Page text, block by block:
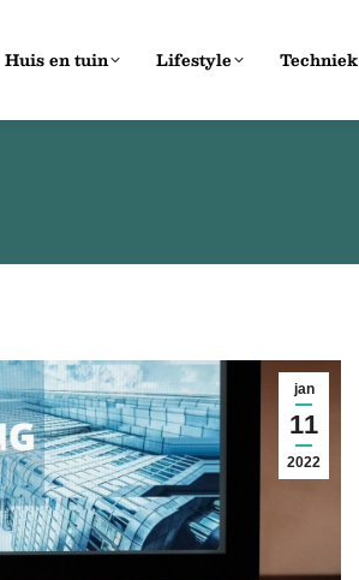
Huis en tuin Lifestyle Techniek
jan
11
2022